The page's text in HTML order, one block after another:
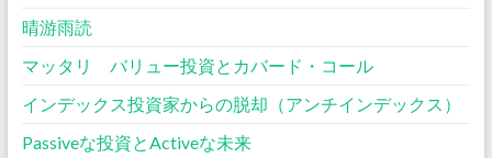
晴游雨読
マッタリ バリュー投資とカバード・コール
インデックス投資家からの脱却（アンチインデックス）
Passiveな投資とActiveな未来